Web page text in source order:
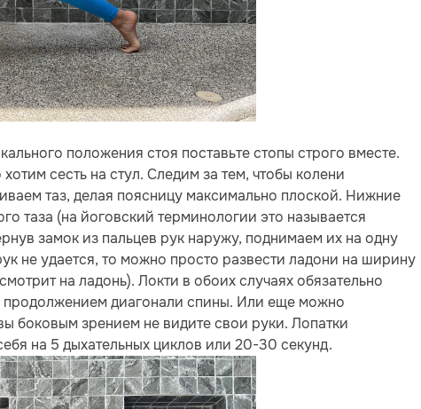
положения стоя поставьте стопы строго вместе.
сесть на стул. Следим за тем, чтобы колени
таз, делая поясницу максимально плоской. Нижние
таза (на йоговский терминологии это называется
замок из пальцев рук наружу, поднимаем их на одну
не удается, то можно просто развести ладони на ширину
на ладонь). Локти в обоих случаях обязательно
продолжением диагонали спины. Или еще можно
боковым зрением не видите свои руки. Лопатки
на 5 дыхательных циклов или 20-30 секунд.